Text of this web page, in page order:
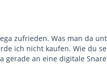
zufrieden. Was man da
ich nicht kaufen. Wie du
gerade an eine digitale